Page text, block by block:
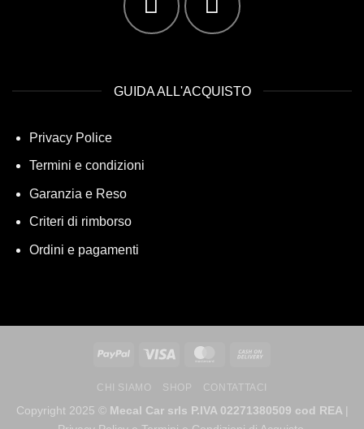
GUIDA ALL'ACQUISTO
Privacy Police
Termini e condizioni
Garanzia e Reso
Criteri di rimborso
Ordini e pagamenti
CHI SIAMO SHOP CONTATTACI
Copyright 2025 © Mecal Car srls P.IVA 02271380509 cod REA |